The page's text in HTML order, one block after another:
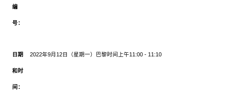
编
号：
日期
和 时
间 ：
2022年9月12日（星期一）巴黎时间 上午11:00 - 11:10